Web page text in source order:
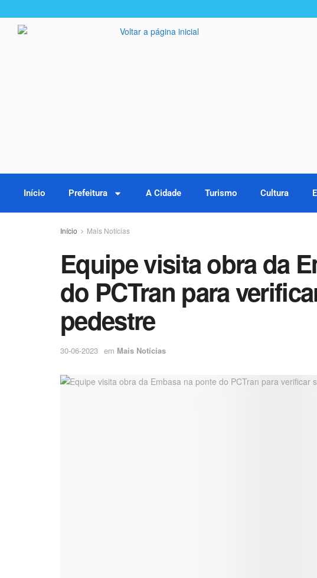
Início Prefeitura A Cidade Turismo Cultura
Início Mais Notícias
Equipe visita obra da
do PCTran para
pedestre
30-06-2023 em Mais Notícias